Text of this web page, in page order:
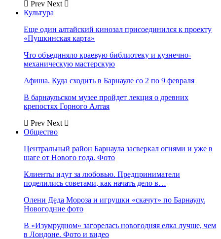
Prev Next
Культура
Еще один алтайский кинозал присоединился к проекту
«Пушкинская карта»
Что объединяло краевую библиотеку и кузнечно-
механическую мастерскую
Афиша. Куда сходить в Барнауле со 2 по 9 февраля
В барнаульском музее пройдет лекция о древних
крепостях Горного Алтая
Prev Next
Общество
Центральный район Барнаула засверкал огнями и уже в
шаге от Нового года. Фото
Клиенты идут за любовью. Предприниматели
поделились советами, как начать дело в…
Олени Деда Мороза и игрушки «скачут» по Барнаулу.
Новогодние фото
В «Изумрудном» загорелась новогодняя елка лучше, чем
в Лондоне. Фото и видео